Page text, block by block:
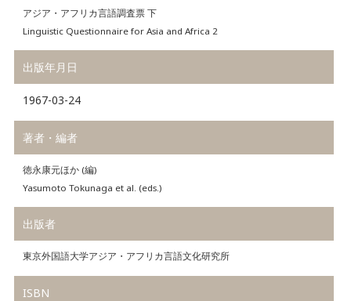
アジア・アフリカ言語調査票 下
Linguistic Questionnaire for Asia and Africa 2
出版年月日
1967-03-24
著者・編者
徳永康元ほか (編)
Yasumoto Tokunaga et al. (eds.)
出版者
東京外国語大学アジア・アフリカ言語文化研究所
ISBN